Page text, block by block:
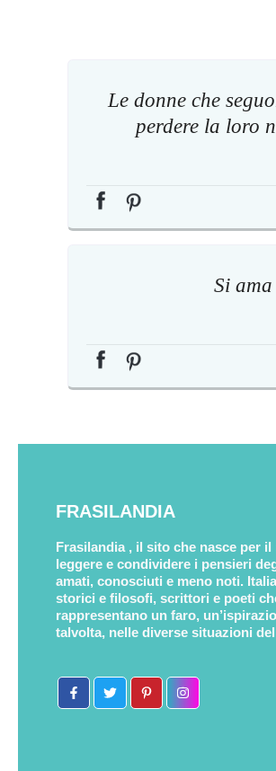
Le donne che
perdere la loro
Si
FRASILANDIA
Frasilandia , il sito che nasce per il
leggere e condividere i pensieri
amati, conosciuti e meno noti.
storici e filosofi, scrittori e poeti
rappresentano un faro,
talvolta, nelle diverse situazioni